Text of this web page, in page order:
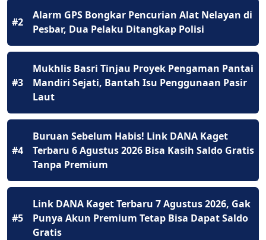
#2
Alarm GPS Bongkar Pencurian Alat Nelayan di
Pesbar, Dua Pelaku Ditangkap Polisi
#3
Mukhlis Basri Tinjau Proyek Pengaman Pantai
Mandiri Sejati, Bantah Isu Penggunaan Pasir
Laut
#4
Buruan Sebelum Habis! Link DANA Kaget
Terbaru 6 Agustus 2026 Bisa Kasih Saldo Gratis
Tanpa Premium
#5
Link DANA Kaget Terbaru 7 Agustus 2026, Gak
Punya Akun Premium Tetap Bisa Dapat Saldo
Gratis